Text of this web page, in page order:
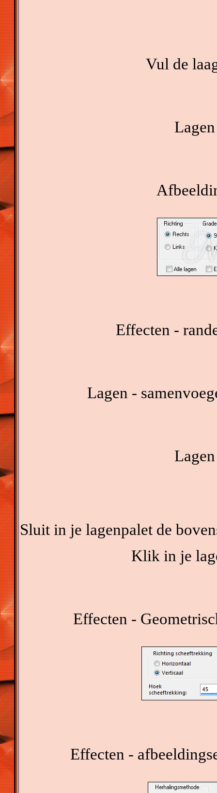
Vul de
Effecten -
Lagen -
Sluit in je lagenpalet de
Klik in je
Effecten -
Effecten -